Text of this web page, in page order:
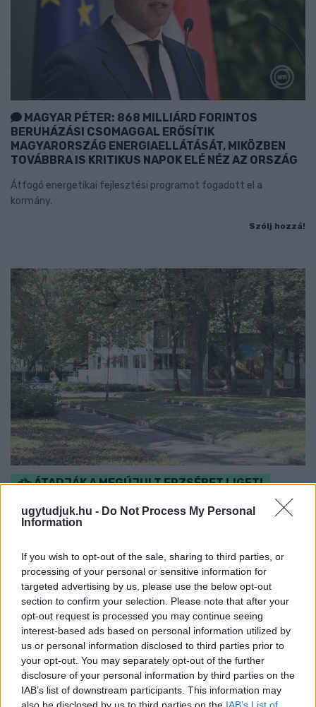
ugytudjuk.hu - Do Not Process My Personal
Information
If you wish to opt-out of the sale, sharing to third parties, or
processing of your personal or sensitive information for
targeted advertising by us, please use the below opt-out
section to confirm your selection. Please note that after your
opt-out request is processed you may continue seeing
interest-based ads based on personal information utilized by
us or personal information disclosed to third parties prior to
your opt-out. You may separately opt-out of the further
disclosure of your personal information by third parties on the
IAB’s list of downstream participants. This information may
MAGYAR PÉTER: 868 MILLIÁRD FORINTOS
BERUHÁZÁSI CSOMAGGAL ERŐSÍTIK
MAGYARORSZÁG ENERGIAELLÁTÁSÁT, MIKÖZBEN
TOVÁBBRA IS KRITIKUS NAPOK ELÉ NÉZ AZ ORSZÁG
Átfogó energetikai fejlesztési programot fogadott el a
kormány.
Szólj hozzá!
ÁTADJÁK A MEGÚJULT ERZSÉBET LIGETI
PROGRAMOKKAL ÜNNEPLIK A FELÚJÍTÁST
rollerjelölés is várja a családokat augusztus 8-án.
Szólj hozzá!